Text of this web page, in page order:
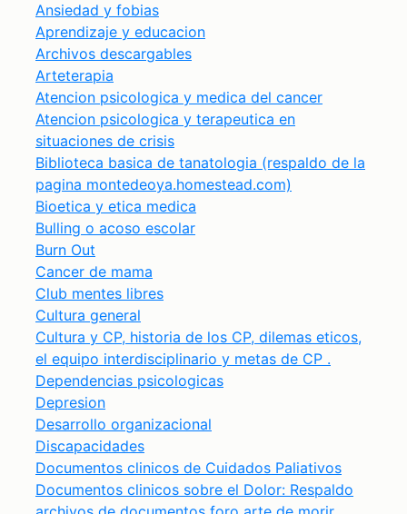
Ansiedad y fobias
Aprendizaje y educacion
Archivos descargables
Arteterapia
Atencion psicologica y medica del cancer
Atencion psicologica y terapeutica en
situaciones de crisis
Biblioteca basica de tanatologia (respaldo de la
pagina montedeoya.homestead.com)
Bioetica y etica medica
Bulling o acoso escolar
Burn Out
Cancer de mama
Club mentes libres
Cultura general
Cultura y CP, historia de los CP, dilemas eticos,
el equipo interdisciplinario y metas de CP .
Dependencias psicologicas
Depresion
Desarrollo organizacional
Discapacidades
Documentos clinicos de Cuidados Paliativos
Documentos clinicos sobre el Dolor: Respaldo